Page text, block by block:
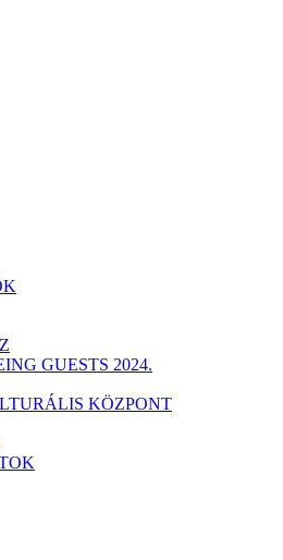
GUESTS 2024.
KÖZPONT